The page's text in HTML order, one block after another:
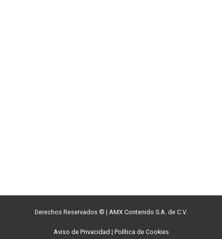
Derechos Reservados © | AMX Contenido S.A. de C.V.
Aviso de Privacidad | Política de Cookies